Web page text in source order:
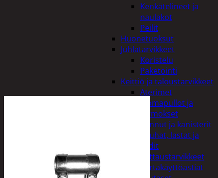
Kenkätelineet ja
naulakot
Peilit
Huonetuoksut
Juhlatarvikkeet
Koristelu
Paketointi
Keittiö ja taloustarvikkeet
Aterimet
Juomapullot ja
termokset
Kannut ja kanisterit
Kauhat, lastat ja
sudit
Kattaustarvikkeet
Kertakäyttöastiat